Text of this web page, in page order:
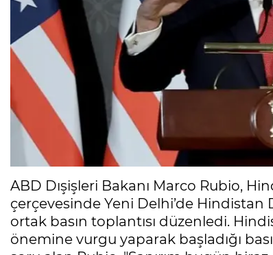
ABD Dışişleri Bakanı Marco Rubio,
çerçevesinde Yeni Delhi’de Hindistan
ortak basın toplantısı düzenledi.
önemine vurgu yaparak başladığı